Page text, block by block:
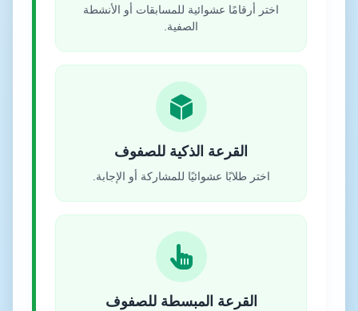
اختر أرقامًا عشوائية للمسابقات أو الأنشطة
الصفية.
القرعة الذكية للصفوف
اختر طلابًا عشوائيًا للمشاركة أو الإجابة.
القرعة المبسطة للصفوف